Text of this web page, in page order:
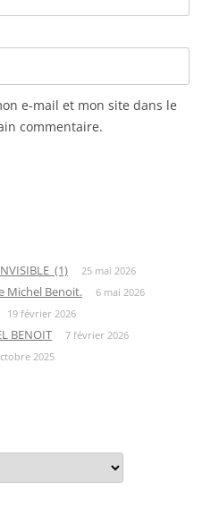
e-mail et mon site dans le
commentaire.
(1) 25 mai 2026
Michel Benoit. 6 mai 2026
19 février 2026
BENOIT 7 février 2026
2025